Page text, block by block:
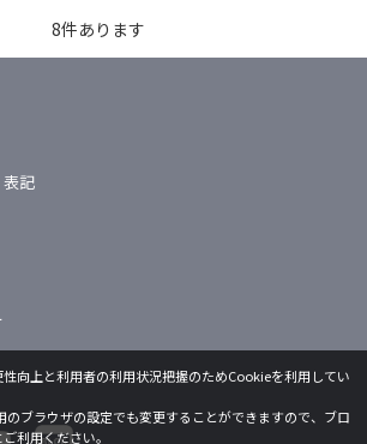
8件あります
記
向上と利用者の利用状況把握のためCookieを利用してい
ブラウザの設定でも変更することができますので、ブロ
利用ください。